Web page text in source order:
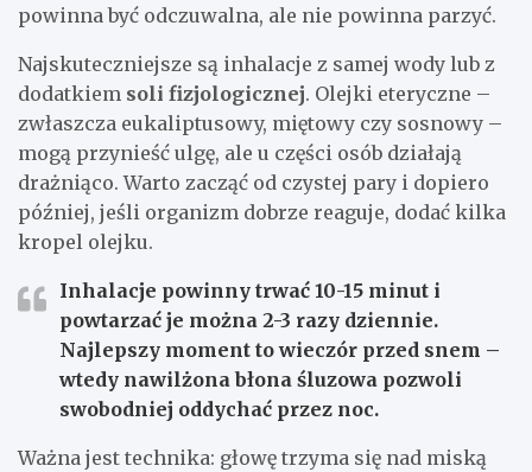
powinna być odczuwalna, ale nie powinna parzyć.
Najskuteczniejsze są inhalacje z samej wody lub z
dodatkiem soli fizjologicznej. Olejki eteryczne –
zwłaszcza eukaliptusowy, miętowy czy sosnowy –
mogą przynieść ulgę, ale u części osób działają
drażniąco. Warto zacząć od czystej pary i dopiero
później, jeśli organizm dobrze reaguje, dodać kilka
kropel olejku.
Inhalacje powinny trwać 10-15 minut i
powtarzać je można 2-3 razy dziennie.
Najlepszy moment to wieczór przed snem –
wtedy nawilżona błona śluzowa pozwoli
swobodniej oddychać przez noc.
Ważna jest technika: głowę trzyma się nad miską